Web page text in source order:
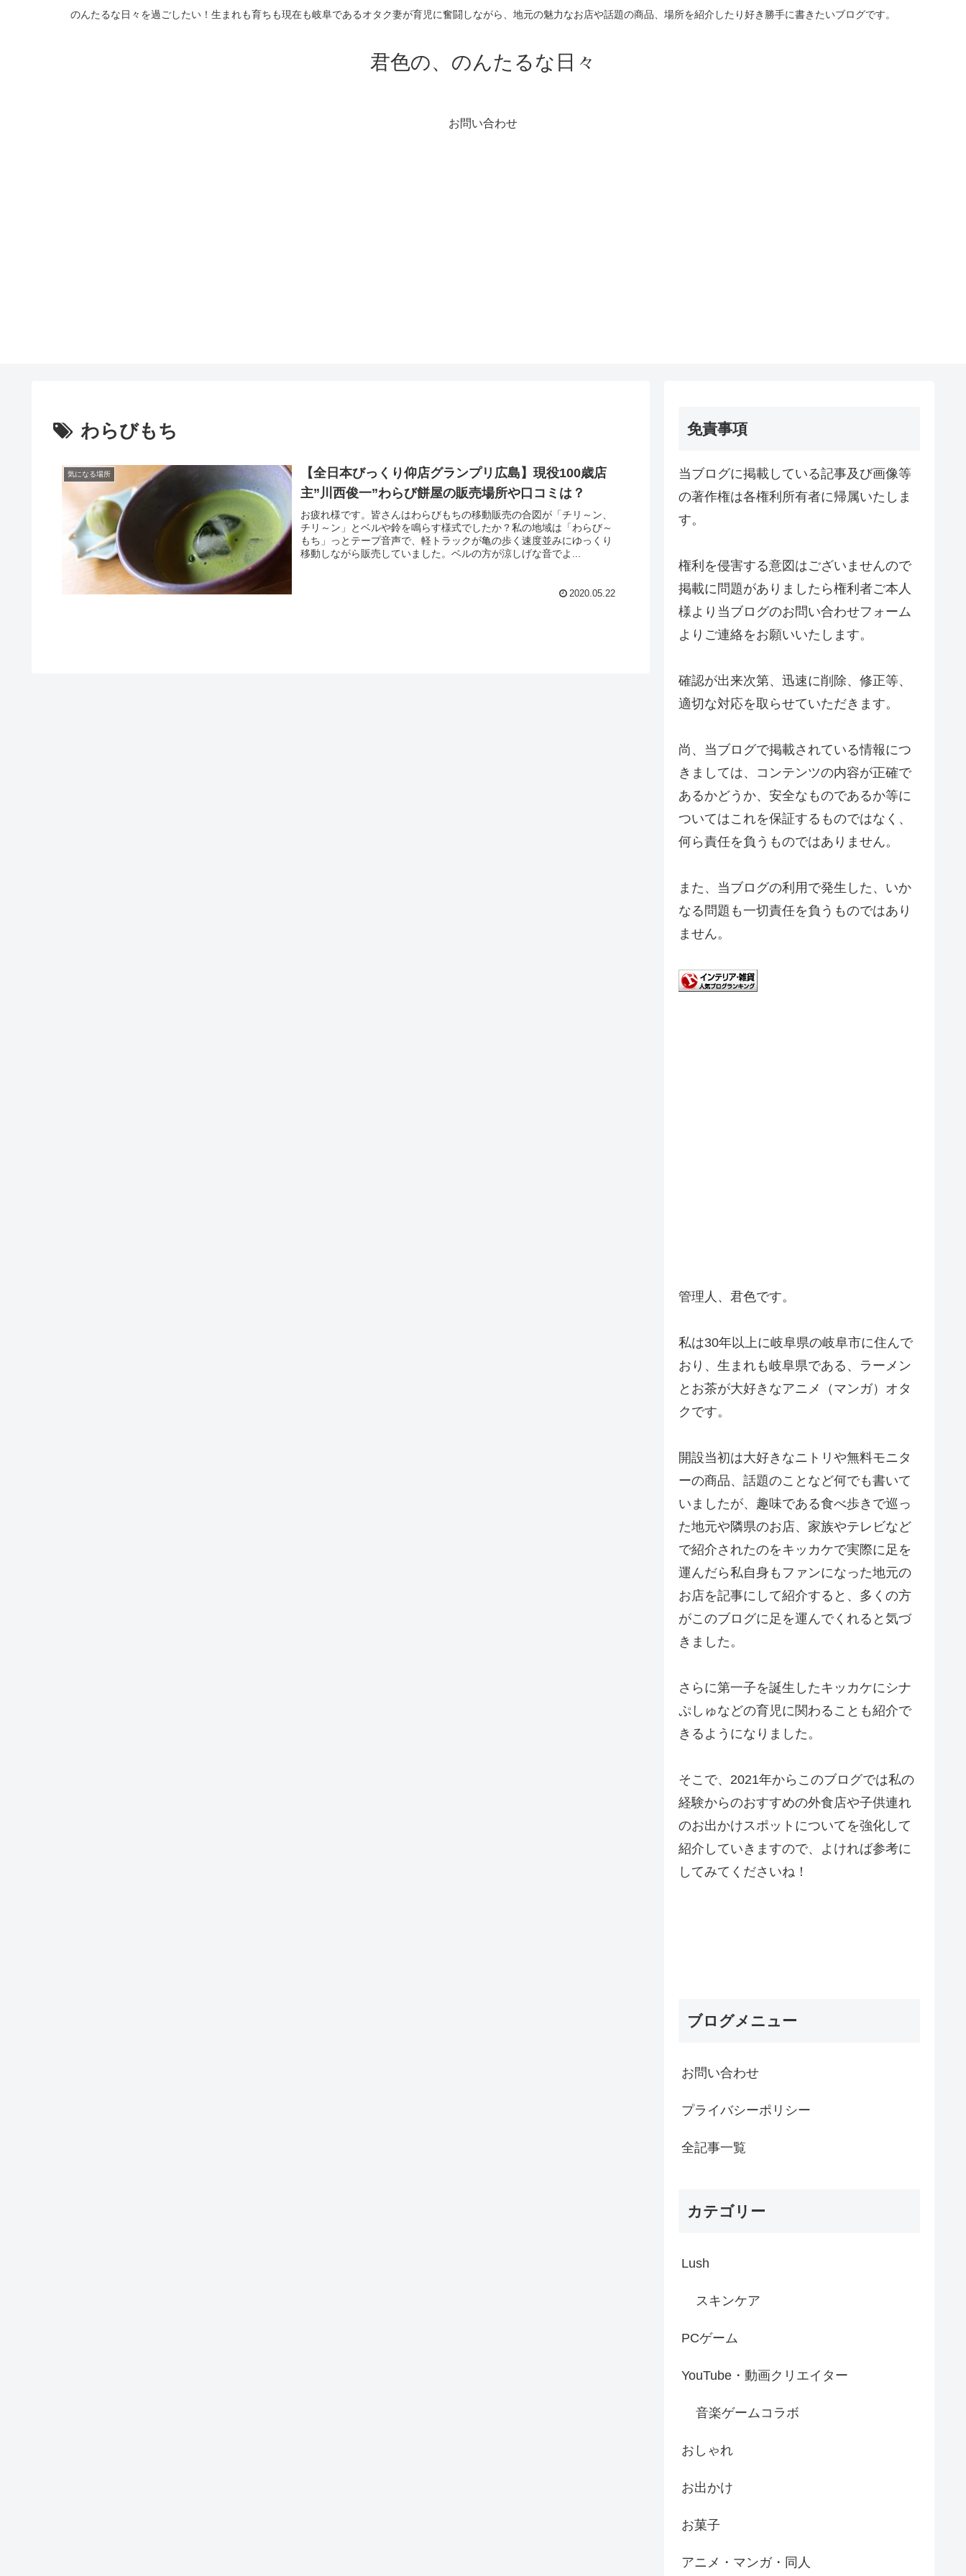
のんたるな日々を過ごしたい！生まれも育ちも現在も岐阜であるオタク妻が育児に奮闘しながら、地元の魅力なお店や話題の商品、場所を紹介したり好き勝手に書きたいブログです。
君色の、のんたるな日々
お問い合わせ
わらびもち
気になる場所
【全日本びっくり仰店グランプリ広島】現役100歳店
主”川西俊一”わらび餅屋の販売場所や口コミは？
お疲れ様です。皆さんはわらびもちの移動販売の合図が「チリ～ン、
チリ～ン」とベルや鈴を鳴らす様式でしたか？私の地域は「わらび～
もち」っとテープ音声で、軽トラックが亀の歩く速度並みにゆっくり
移動しながら販売していました。ベルの方が涼しげな音でよ...
2020.05.22
免責事項
当ブログに掲載している記事及び画像等
の著作権は各権利所有者に帰属いたしま
す。
権利を侵害する意図はございませんので
掲載に問題がありましたら権利者ご本人
様より当ブログのお問い合わせフォーム
よりご連絡をお願いいたします。
確認が出来次第、迅速に削除、修正等、
適切な対応を取らせていただきます。
尚、当ブログで掲載されている情報につ
きましては、コンテンツの内容が正確で
あるかどうか、安全なものであるか等に
ついてはこれを保証するものではなく、
何ら責任を負うものではありません。
また、当ブログの利用で発生した、いか
なる問題も一切責任を負うものではあり
ません。
管理人、君色です。
私は30年以上に岐阜県の岐阜市に住んで
おり、生まれも岐阜県である、ラーメン
とお茶が大好きなアニメ（マンガ）オタ
クです。
開設当初は大好きなニトリや無料モニタ
ーの商品、話題のことなど何でも書いて
いましたが、趣味である食べ歩きで巡っ
た地元や隣県のお店、家族やテレビなど
で紹介されたのをキッカケで実際に足を
運んだら私自身もファンになった地元の
お店を記事にして紹介すると、多くの方
がこのブログに足を運んでくれると気づ
きました。
さらに第一子を誕生したキッカケにシナ
ぷしゅなどの育児に関わることも紹介で
きるようになりました。
そこで、2021年からこのブログでは私の
経験からのおすすめの外食店や子供連れ
のお出かけスポットについてを強化して
紹介していきますので、よければ参考に
してみてくださいね！
ブログメニュー
お問い合わせ
プライバシーポリシー
全記事一覧
カテゴリー
Lush
スキンケア
PCゲーム
YouTube・動画クリエイター
音楽ゲームコラボ
おしゃれ
お出かけ
お菓子
アニメ・マンガ・同人